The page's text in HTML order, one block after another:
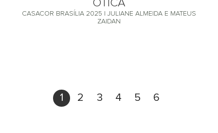
CASACOR BRASÍLIA 2025 | JULIANE ALMEIDA E MATEUS
ZAIDAN
1 2 3 4 5 6